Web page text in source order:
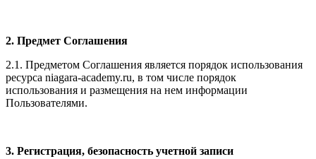
2. Предмет Соглашения
2.1. Предметом Соглашения является порядок использования
ресурса niagara-academy.ru, в том числе порядок
использования и размещения на нем информации
Пользователями.
3. Регистрация, безопасность учетной записи